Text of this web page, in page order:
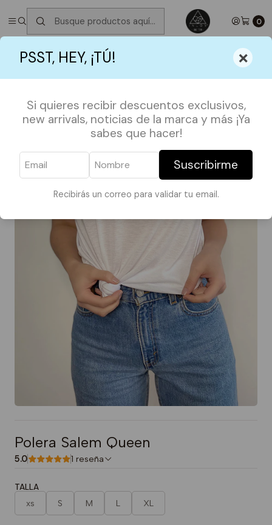
PSST, HEY, ¡TÚ! ×
Si quieres recibir descuentos exclusivos,
new arrivals, noticias de la marca y más ¡Ya
sabes que hacer!
Suscribirme
Recibirás un correo para validar tu email.
0
✮ ⋆ ˚｡𖦹 ⋆｡°✩Próximos Despachos jueves 6 de Agosto
°✩
SERIES Y PELIS Polera Salem Queen
Polera Salem Queen
5.0 1 reseña
TALLA
xs S M L XL